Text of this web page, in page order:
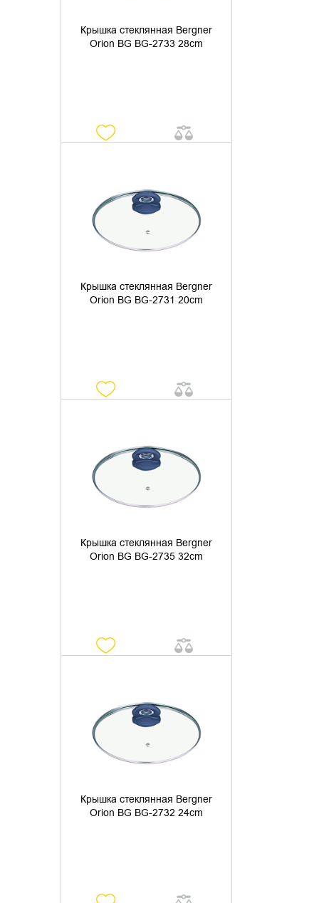
Крышка стеклянная Bergner
Orion BG BG-2733 28cm
Крышка стеклянная Bergner
Orion BG BG-2731 20cm
Крышка стеклянная Bergner
Orion BG BG-2735 32cm
Крышка стеклянная Bergner
Orion BG BG-2732 24cm